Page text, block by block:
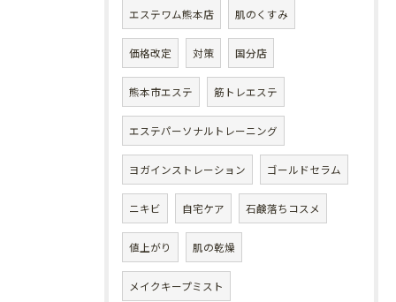
エステワム熊本店 肌のくすみ
価格改定 対策 国分店
熊本市エステ 筋トレエステ
エステパーソナルトレーニング
ヨガインストレーション ゴールドセラム
ニキビ 自宅ケア 石鹸落ちコスメ
値上がり 肌の乾燥
メイクキープミスト